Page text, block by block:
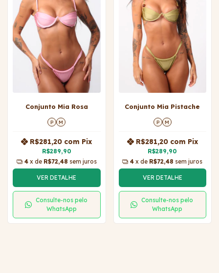
Conjunto Mia Rosa
P M
R$289,90
R$281,20 com Pix
4 x de R$72,48 sem juros
VER DETALHE
Consulte-nos pelo
WhatsApp
Conjunto Mia Pistache
P M
R$289,90
R$281,20 com Pix
4 x de R$72,48 sem juros
VER DETALHE
Consulte-nos pelo
WhatsApp